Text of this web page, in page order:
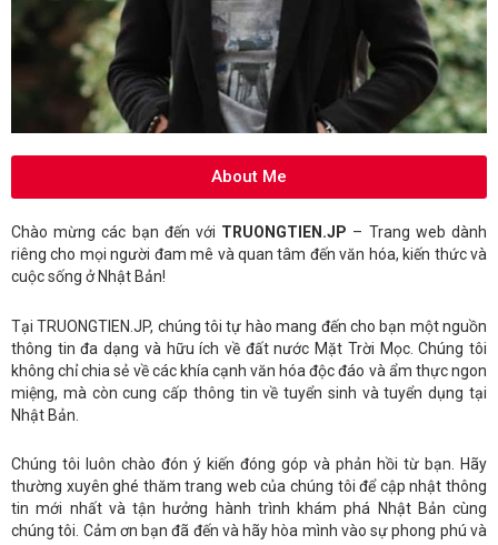
About Me
Chào mừng các bạn đến với TRUONGTIEN.JP – Trang web dành
riêng cho mọi người đam mê và quan tâm đến văn hóa, kiến thức và
cuộc sống ở Nhật Bản!
Tại TRUONGTIEN.JP, chúng tôi tự hào mang đến cho bạn một nguồn
thông tin đa dạng và hữu ích về đất nước Mặt Trời Mọc. Chúng tôi
không chỉ chia sẻ về các khía cạnh văn hóa độc đáo và ẩm thực ngon
miệng, mà còn cung cấp thông tin về tuyển sinh và tuyển dụng tại
Nhật Bản.
Chúng tôi luôn chào đón ý kiến đóng góp và phản hồi từ bạn. Hãy
thường xuyên ghé thăm trang web của chúng tôi để cập nhật thông
tin mới nhất và tận hưởng hành trình khám phá Nhật Bản cùng
chúng tôi. Cảm ơn bạn đã đến và hãy hòa mình vào sự phong phú và